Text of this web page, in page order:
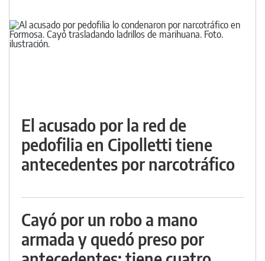
El acusado por la red de
pedofilia en Cipolletti tiene
antecedentes por narcotráfico
Cayó por un robo a mano
armada y quedó preso por